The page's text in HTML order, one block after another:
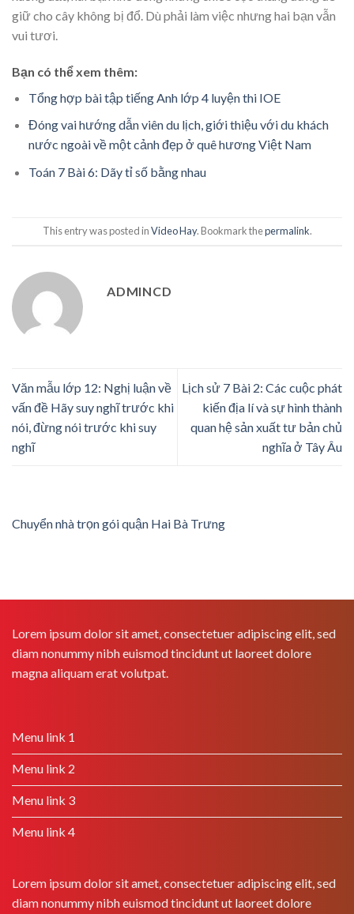
giữ cho cây không bị đổ. Dù phải làm việc nhưng hai bạn vẫn
vui tươi.
Bạn có thể xem thêm:
Tổng hợp bài tập tiếng Anh lớp 4 luyện thi IOE
Đóng vai hướng dẫn viên du lịch, giới thiệu với du khách
nước ngoài về một cảnh đẹp ở quê hương Việt Nam
Toán 7 Bài 6: Dãy tỉ số bằng nhau
This entry was posted inVideo Hay. Bookmark thepermalink.
ADMINCD
Văn mẫu lớp 12: Nghị luận về
vấn đề Hãy suy nghĩ trước khi
nói, đừng nói trước khi suy
nghĩ
Lịch sử 7 Bài 2: Các cuộc phát
kiến địa lí và sự hình thành
quan hệ sản xuất tư bản chủ
nghĩa ở Tây Âu
Chuyển nhà trọn gói quận Hai Bà Trưng
Lorem ipsum dolor sit amet, consectetuer adipiscing elit, sed
diam nonummy nibh euismod tincidunt ut laoreet dolore
magna aliquam erat volutpat.
Menu link 1
Menu link 2
Menu link 3
Menu link 4
Lorem ipsum dolor sit amet, consectetuer adipiscing elit, sed
diam nonummy nibh euismod tincidunt ut laoreet dolore